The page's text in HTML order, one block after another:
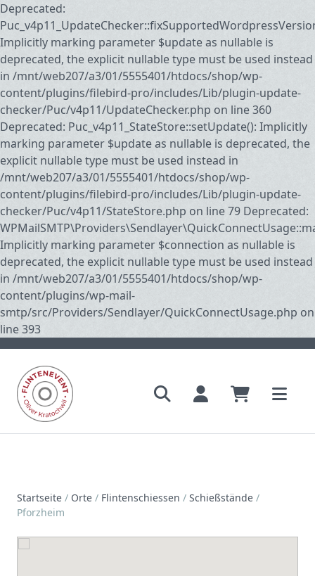
Deprecated:
Implicitly marking parameter $update as nullable is
deprecated, the explicit nullable type must be used instead
in /mnt/web207/a3/01/5555401/htdocs/shop/wp-
content/plugins/filebird-pro/includes/Lib/plugin-update-
checker/Puc/v4p11/UpdateChecker.php on line 360
Deprecated: Puc_v4p11_StateStore::setUpdate(): Implicitly
marking parameter $update as nullable is deprecated, the
explicit nullable type must be used instead in
/mnt/web207/a3/01/5555401/htdocs/shop/wp-
content/plugins/filebird-pro/includes/Lib/plugin-update-
checker/Puc/v4p11/StateStore.php on line 79 Deprecated:
Implicitly marking parameter $connection as nullable is
deprecated, the explicit nullable type must be used instead
in /mnt/web207/a3/01/5555401/htdocs/shop/wp-
content/plugins/wp-mail-
smtp/src/Providers/Sendlayer/QuickConnectUsage.php on
line 393
Startseite / Orte / Flintenschiessen / Schießstände /
Pforzheim